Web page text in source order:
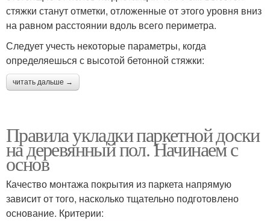
стяжки станут отметки, отложенные от этого уровня вниз
на равном расстоянии вдоль всего периметра.
Следует учесть некоторые параметры, когда
определяешься с высотой бетонной стяжки:
читать дальше →
Правила укладки паркетной доски
на деревянный пол. Начинаем с
основ
Качество монтажа покрытия из паркета напрямую
зависит от того, насколько тщательно подготовлено
основание. Критерии: